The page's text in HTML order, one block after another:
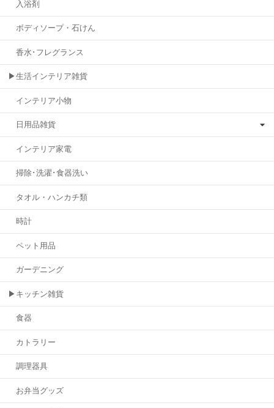
入浴剤
ボディソープ・石けん
香水･フレグランス
▶生活インテリア雑貨
インテリア小物
日用品雑貨
インテリア家電
掃除･洗濯･食器洗い
タオル・ハンカチ類
時計
ペット用品
ガーデニング
▶キッチン雑貨
食器
カトラリー
調理器具
お弁当グッズ